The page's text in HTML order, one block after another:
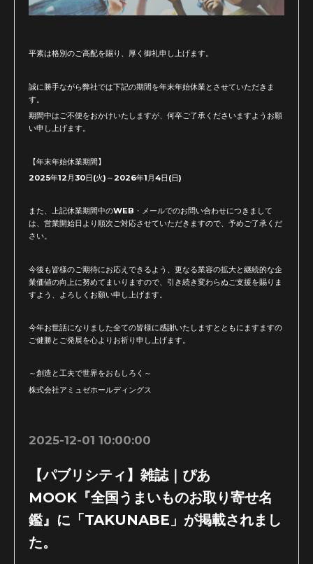
平素は格別のご高配を賜り、厚く御礼申し上げます。
誠に勝手ながら弊社では下記の期間を年末年始休業とさせていただきま
す。
期間中はご不便をおかけいたしますが、何卒ご了承くださいますようお願
い申し上げます。
【年末年始休業期間】
2025年12月30日(火)～2026年1月4日(日)
また、上記休業期間中のWEB・メールでのお問い合わせにつきまして
は、営業開始日より順次ご対応させていただきますので、予めご了承くだ
さい。
今後も皆様のご期待にお応えできるよう、更なる業容の拡大と継続的な企
業価値の向上に努めてまいりますので、引き続き変わらぬご支援を賜りま
すよう、よろしくお願い申し上げます。
今年お世話になりました全ての皆様に感謝いたしますとともにますますの
ご健勝とご発展を心よりお祈り申し上げます。
～創造と工夫で世界をおもしろく～
株式会社アミュゼホールディングス
2025-12-01 10:00:00
【パブリシティ】雑誌｜ぴあ
MOOK『全国うまいものお取り寄せ名
鑑』に「TAKUNABE」が掲載されまし
た。